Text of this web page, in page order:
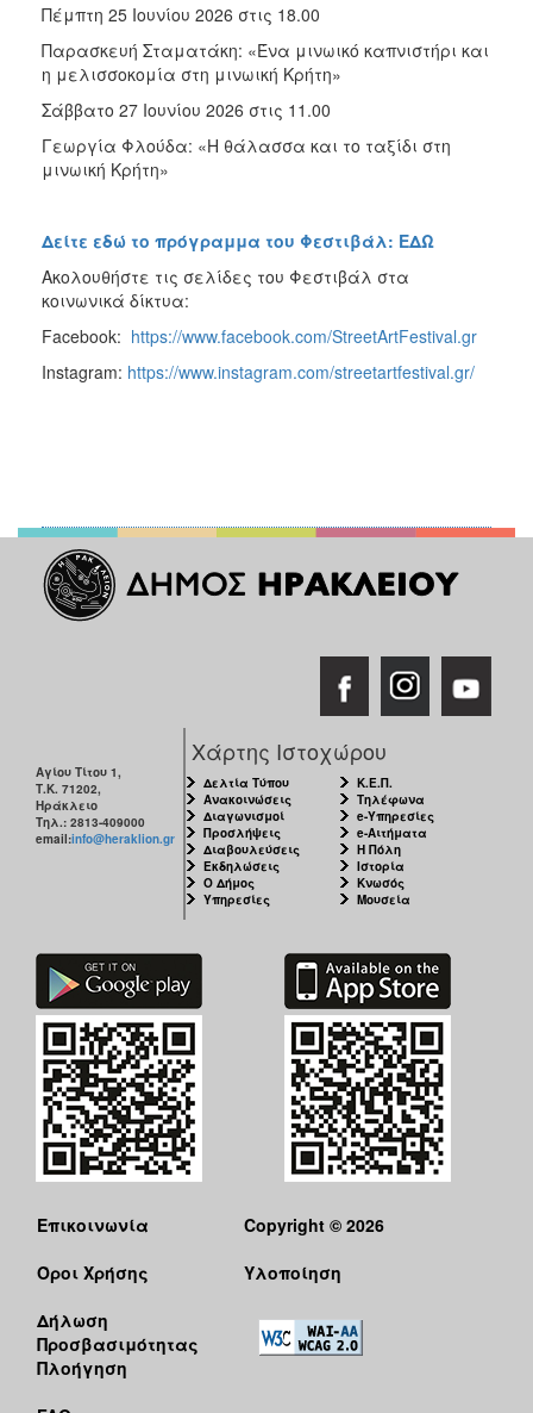
Πέμπτη 25 Ιουνίου 2026 στις 18.00
Παρασκευή Σταματάκη: «Ένα μινωικό καπνιστήρι και
η μελισσοκομία στη μινωική Κρήτη»
Σάββατο 27 Ιουνίου 2026 στις 11.00
Γεωργία Φλούδα: «Η θάλασσα και το ταξίδι στη
μινωική Κρήτη»
Δείτε εδώ το πρόγραμμα του Φεστιβάλ: ΕΔΩ
Ακολουθήστε τις σελίδες του Φεστιβάλ στα
κοινωνικά δίκτυα:
Facebook: https://www.facebook.com/StreetArtFestival.gr
Instagram: https://www.instagram.com/streetartfestival.gr/
Αγίου Τίτου 1,
Τ.Κ. 71202,
Ηράκλειο
Τηλ.: 2813-409000
email:info@heraklion.gr
Χάρτης Ιστοχώρου
Δελτία Τύπου
Ανακοινώσεις
Διαγωνισμοί
Προσλήψεις
Διαβουλεύσεις
Εκδηλώσεις
Ο Δήμος
Υπηρεσίες
Κ.Ε.Π.
Τηλέφωνα
e-Υπηρεσίες
e-Αιτήματα
Η Πόλη
Ιστορία
Κνωσός
Μουσεία
Επικοινωνία
Όροι Χρήσης
Δήλωση
Προσβασιμότητας
Πλοήγηση
Copyright © 2026
Υλοποίηση